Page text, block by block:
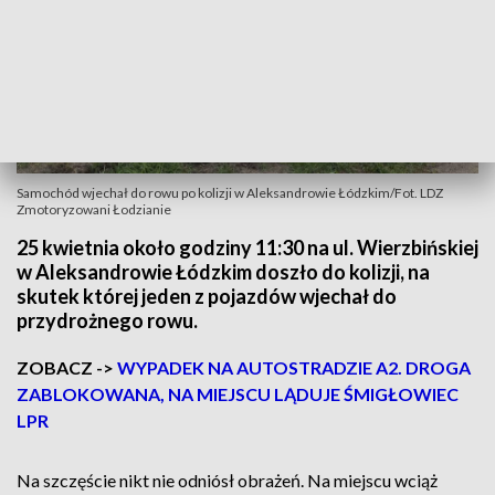
Samochód wjechał do rowu po kolizji w Aleksandrowie Łódzkim/Fot. LDZ
Zmotoryzowani Łodzianie
25 kwietnia około godziny 11:30 na ul. Wierzbińskiej
w Aleksandrowie Łódzkim doszło do kolizji, na
skutek której jeden z pojazdów wjechał do
przydrożnego rowu.
ZOBACZ -> WYPADEK NA AUTOSTRADZIE A2. DROGA
ZABLOKOWANA, NA MIEJSCU LĄDUJE ŚMIGŁOWIEC
LPR
Na szczęście nikt nie odniósł obrażeń. Na miejscu wciąż